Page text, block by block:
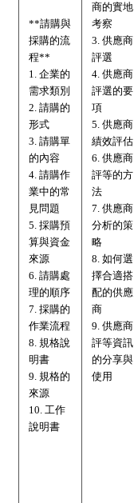
**請購與
採購的流
程**
1. 企業的
需求類別
2. 請購的
形式
3. 請購單
的內容
4. 請購作
業中的常
見問題
5. 採購預
算與資金
來源
6. 請購處
理的順序
7. 採購的
作業流程
8. 規格說
明書
9. 規格的
來源
10. 工作
說明書
商的實地
考察
3. 供應商
評選
4. 供應商
評選的要
項
5. 供應商
績效評估
6. 供應商
評等的方
法
7. 供應商
分析的策
略
8. 如何選
擇合適搭
配的供應
商
9. 供應商
評等資訊
的分享與
使用